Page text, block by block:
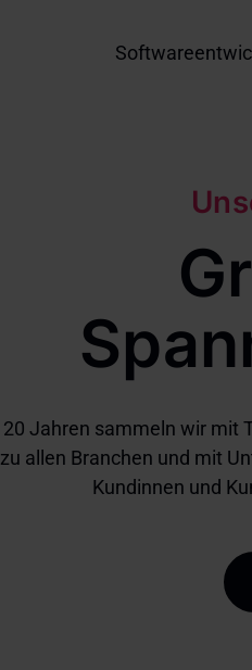
Main
Jahren sammeln wir mit
allen Branchen und mit
Kundinnen und